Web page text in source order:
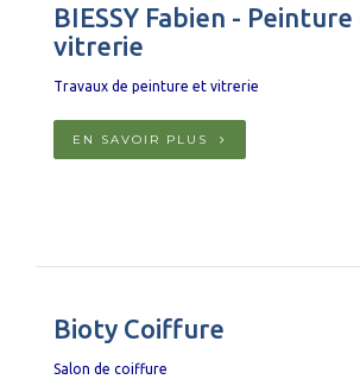
BIESSY Fabien -
vitrerie
Travaux de peinture et vitrerie
EN SAVOIR PLUS
Bioty Coiffure
Salon de coiffure